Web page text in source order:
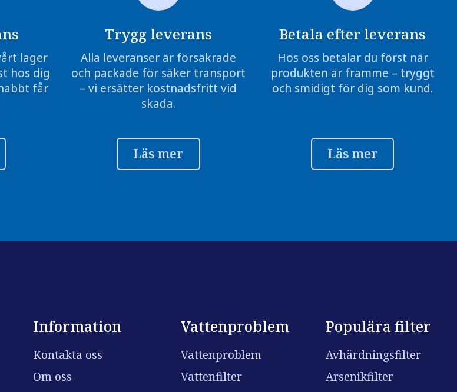
lager
hos dig
får
Trygg leverans
Alla leveranser är försäkrade
och packade för säker transport
– vi ersätter kostnadsfritt vid
skada.
Läs mer
Betala efter leverans
Hos oss betalar du först när
produkten är framme – tryggt
och smidigt för dig som kund.
Läs mer
Information
Kontakta oss
Om oss
Vattenproblem
Vattenproblem
Vattenfilter
Populära filter
Avhärdningsfilter
Arsenikfilter